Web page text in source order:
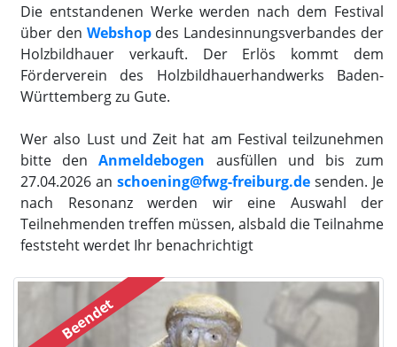
Die entstandenen Werke werden nach dem Festival
über den Webshopdes Landesinnungsverbandes der
Holzbildhauer verkauft. Der Erlös kommt dem
Förderverein des Holzbildhauerhandwerks Baden-
Württemberg zu Gute.
Wer also Lust und Zeit hat am Festival teilzunehmen
bitte denAnmeldebogen ausfüllen und bis zum
27.04.2026 an schoening@fwg-freiburg.de senden. Je
nach Resonanz werden wir eine Auswahl der
Teilnehmenden treffen müssen, alsbald die Teilnahme
feststeht werdet Ihr benachrichtigt
Beendet